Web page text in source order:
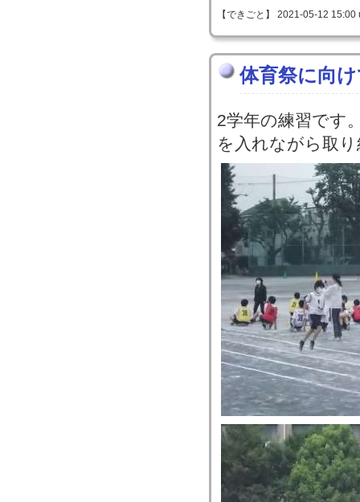
【できごと】 2021-05-12
体育祭に向
2学年の練習です
を入れながら取